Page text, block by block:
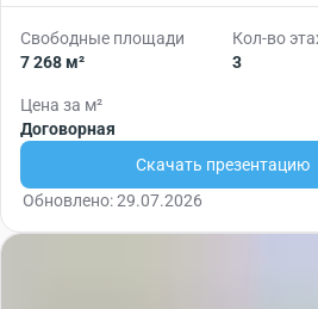
Свободные площади
7 268 м²
Кол-во
3
Цена за м²
Договорная
Скачать презентацию
Обновлено: 29.07.2026